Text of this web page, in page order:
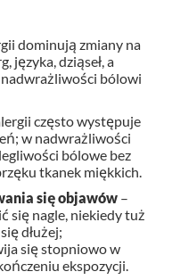
dominują zmiany na
języka, dziąseł, a
nadwrażliwości bólowi
często występuje
w nadwrażliwości
bólowe bez
tkanek miękkich.
się objawów –
się nagle, niekiedy tuż
dłużej;
się stopniowo w
ekspozycji.